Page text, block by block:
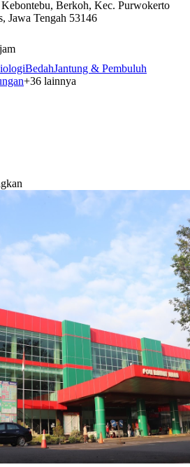
Berkoh, Kec. Purwokerto
Jawa Tengah 53146
BedahJantung & Pembuluh
+36 lainnya